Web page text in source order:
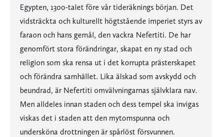
Egypten, 1300-talet före vår tideräknings början. Det
vidsträckta och kulturellt högtstående imperiet styrs av
faraon och hans gemål, den vackra Nefertiti. De har
genomfört stora förändringar, skapat en ny stad och
religion som ska rensa ut i det korrupta prästerskapet
och förändra samhället. Lika älskad som avskydd och
beundrad, är Nefertiti omvälvningarnas självklara nav.
Men alldeles innan staden och dess tempel ska invigas
viskas det i staden att den mytomspunna och
undersköna drottningen är spårlöst försvunnen.